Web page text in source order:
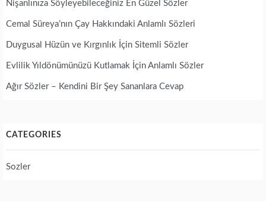
Nişanlınıza Söyleyebileceğiniz En Güzel Sözler
Cemal Süreya’nın Çay Hakkındaki Anlamlı Sözleri
Duygusal Hüzün ve Kırgınlık İçin Sitemli Sözler
Evlilik Yıldönümünüzü Kutlamak İçin Anlamlı Sözler
Ağır Sözler – Kendini Bir Şey Sananlara Cevap
CATEGORIES
Sozler